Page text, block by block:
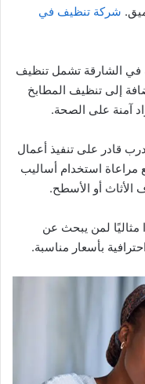
شركة تنظيف في
في الشارقة تشمل تنظيف
إلى تنظيف المطابخ
آمنة على الصحة.
قادر على تنفيذ أعمال
مراعاة استخدام أساليب
الأثاث أو الأسطح.
مثاليًا لمن يبحث عن
بأسعار مناسبة.